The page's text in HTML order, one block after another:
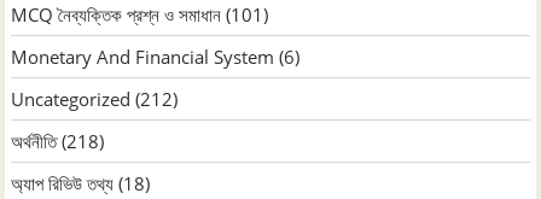
MCQ নৈব্যক্তিক প্রশ্ন ও সমাধান (101)
Monetary And Financial System (6)
Uncategorized (212)
অর্থনীতি(218)
অ্যাপ রিভিউ তথ্য (18)